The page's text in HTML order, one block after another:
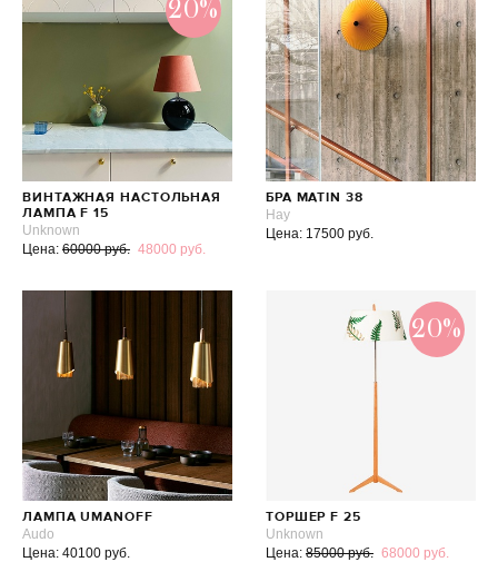
20%
ВИНТАЖНАЯ НАСТОЛЬНАЯ
ЛАМПА F 15
Unknown
Цена: 60000 руб. 48000 руб.
БРА MATIN 38
Hay
Цена: 17500 руб.
ЛАМПА UMANOFF
Audo
Цена: 40100 руб.
20%
ТОРШЕР F 25
Unknown
Цена: 85000 руб. 68000 руб.